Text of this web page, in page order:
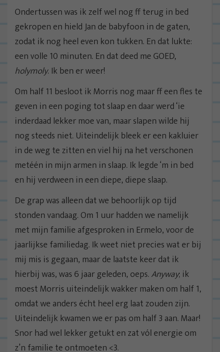
Ondertussen was ik zelf wel nog ff terug in bed
gekropen en hield Jan de babyfoon in de gaten,
zodat ik nog heel even kon tukken. En dat lukte:
een volle 10 minuten. En dat deed me GOED,
holymoly. Ik ben er weer!
Om half 11 besloot ik Morris nog maar ff een fles te
geven in een poging tot slaap en daar werd ‘ie
inderdaad lekker moe van, maar slapen wilde hij
nog steeds niet. Uiteindelijk bleek er een kakluier
in de weg te zitten en viel hij na het verschonen
metéén in mijn armen in slaap. Ik legde ‘m in bed
en hij verdween in een diepe, diepe slaap.
De grap was alleen dat we behoorlijk op tijd
stonden vandaag. Om 1 uur hadden we namelijk
met mijn familie afgesproken in Ermelo, voor de
jaarlijkse familiedag. Ik weet niet precies wat er bij
mij mis is gegaan, maar de laatste keer dat ik
hierbij was, was 6 jaar geleden, oeps.Anyway; ik
moest Morris uiteindelijk wakker maken om half 1,
omdat we anders écht heel erg laat zouden zijn.
Uiteindelijk kwamen we er pas om half 3 aan. Maar!
Snor had wel lekker getukt en zat vól energie om
z’n familie te ontmoeten <3.